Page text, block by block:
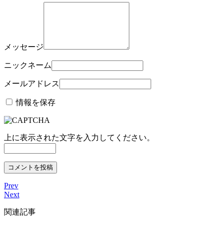
メッセージ
ニックネーム
メールアドレス
情報を保存
上に表示された文字を入力してください。
Prev
Next
関連記事